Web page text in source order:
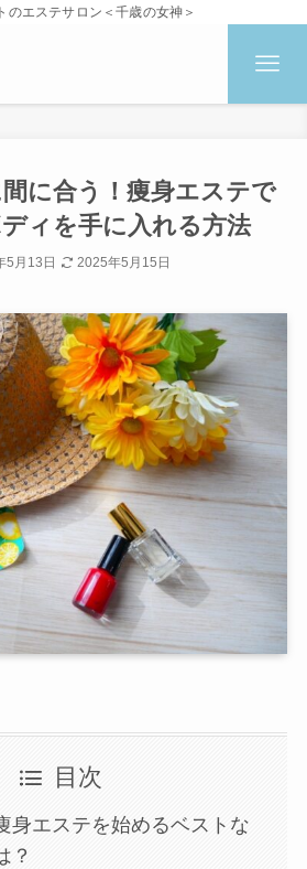
のエステサロン＜千歳の女神＞
に合う！痩身エステで
ィを手に入れる方法
5月13日 2025年5月15日
目次
身エステを始めるベストな
？